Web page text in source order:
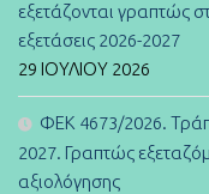
εξετάζονται γραπτώς
εξετάσεις 2026-2027
29 ΙΟΥΛΊΟΥ 2026
ΦΕΚ 4673/2026.
2027. Γραπτώς
αξιολόγησης